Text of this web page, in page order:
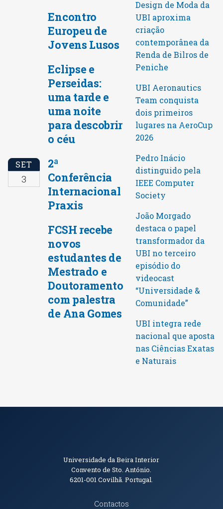
Encontro
Europeu de
Jovens Lusos
Eclipse e
Perseidas:
uma tarde e
uma noite
para descobrir
o céu
SET
3
2ª
Conferência
Internacional
Praxis
FCSH recebe
novos
estudantes de
Mestrado e
Doutoramento
com palestra
de Ana Gomes
Design de Moda da
UBI aproxima
criação
contemporânea da
Renda de Bilros de
Peniche
UBI Aeronautics
Team conquista
dois primeiros
lugares na AeroCup
2026
Pedro Inácio
distinguido pela
IEEE Computer
Society
João Morgado
destaca o papel
transformador da
UBI no terceiro
episódio do
videocast
“Universidade &
Comunidade”
UBI integra rede
nacional que aposta
nas Ciências Exatas
e Naturais
Informações de Contacto
Universidade da Beira Interior
Convento de Sto. António.
6201-001Covilhã. Portugal.
Contactos